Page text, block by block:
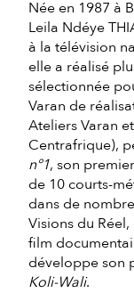
Née en 1987 à
Leila Ndéye
à la télévision
elle a réalisé
sélectionnée
Varan de
Ateliers Varan
Centrafrique),
n°1, son
de 10 courts-
dans de
Visions du
film
développe son
Koli-Wali.